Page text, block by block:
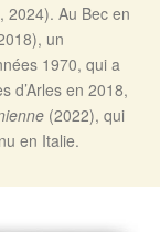
2024). Au Bec en
un
1970, qui a
d’Arles en 2018,
(2022), qui
en Italie.